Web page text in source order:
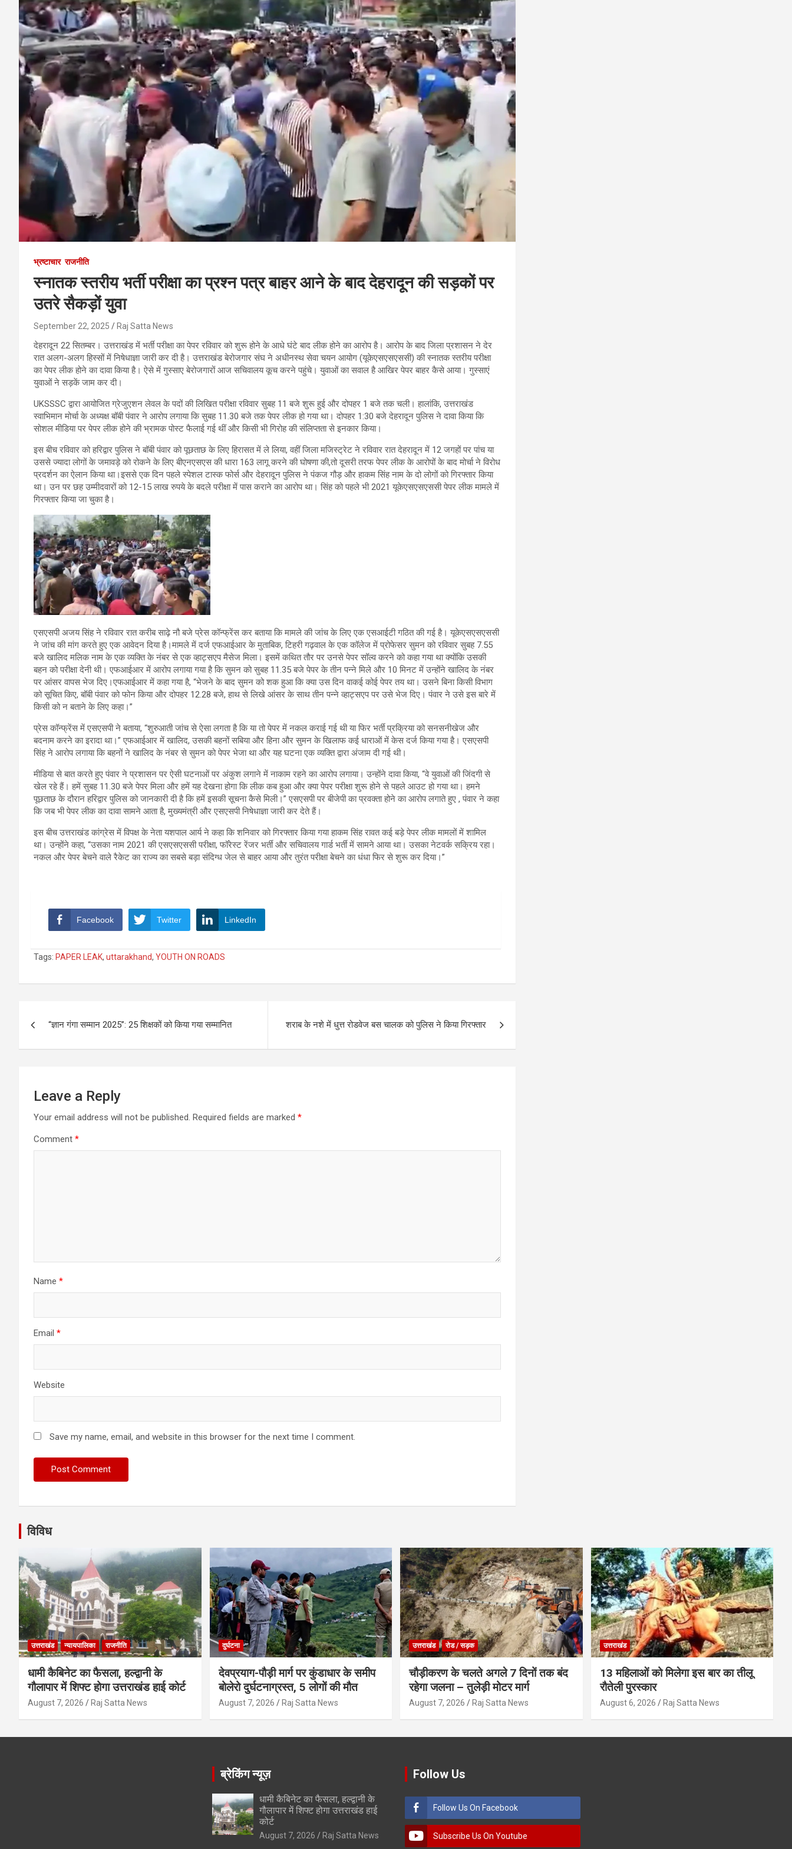
भ्रष्टाचार राजनीति
स्नातक स्तरीय भर्ती परीक्षा का प्रश्न पत्र बाहर आने के बाद देहरादून की सड़कों पर
उतरे सैकड़ों युवा
September 22, 2025 Raj Satta News
देहरादून 22 सितम्बर। उत्तराखंड में भर्ती परीक्षा का पेपर रविवार को शुरू होने के आधे घंटे बाद लीक होने का आरोप है। आरोप के बाद जिला प्रशासन ने देर
रात अलग-अलग हिस्सों में निषेधाज्ञा जारी कर दी है। उत्तराखंड बेरोजगार संघ ने अधीनस्थ सेवा चयन आयोग (यूकेएसएसएससी) की स्नातक स्तरीय परीक्षा
का पेपर लीक होने का दावा किया है। ऐसे में गुस्साए बेरोजगारों आज सचिवालय कूच करने पहुंचे। युवाओं का सवाल है आखिर पेपर बाहर कैसे आया। गुस्साएं
युवाओं ने सड़कें जाम कर दी।
UKSSSC द्वारा आयोजित ग्रेजुएशन लेवल के पदों की लिखित परीक्षा रविवार सुबह 11 बजे शुरू हुई और दोपहर 1 बजे तक चली। हालांकि, उत्तराखंड
स्वाभिमान मोर्चा के अध्यक्ष बॉबी पंवार ने आरोप लगाया कि सुबह 11.30 बजे तक पेपर लीक हो गया था। दोपहर 1:30 बजे देहरादून पुलिस ने दावा किया कि
सोशल मीडिया पर पेपर लीक होने की भ्रामक पोस्ट फैलाई गई थीं और किसी भी गिरोह की संलिप्तता से इनकार किया।
इस बीच रविवार को हरिद्वार पुलिस ने बॉबी पंवार को पूछताछ के लिए हिरासत में ले लिया, वहीं जिला मजिस्ट्रेट ने रविवार रात देहरादून में 12 जगहों पर पांच या
उससे ज्यादा लोगों के जमावड़े को रोकने के लिए बीएनएसएस की धारा 163 लागू करने की घोषणा की,तो दूसरी तरफ पेपर लीक के आरोपों के बाद मोर्चा ने विरोध
प्रदर्शन का ऐलान किया था।इससे एक दिन पहले स्पेशल टास्क फोर्स और देहरादून पुलिस ने पंकज गौड़ और हाकम सिंह नाम के दो लोगों को गिरफ्तार किया
था। उन पर छह उम्मीदवारों को 12-15 लाख रुपये के बदले परीक्षा में पास कराने का आरोप था। सिंह को पहले भी 2021 यूकेएसएसएससी पेपर लीक मामले में
गिरफ्तार किया जा चुका है।
एसएसपी अजय सिंह ने रविवार रात करीब साढ़े नौ बजे प्रेस कॉन्फ्रेंस कर बताया कि मामले की जांच के लिए एक एसआईटी गठित की गई है। यूकेएसएसएससी
ने जांच की मांग करते हुए एक आवेदन दिया है।मामले में दर्ज एफआईआर के मुताबिक, टिहरी गढ़वाल के एक कॉलेज में प्रोफेसर सुमन को रविवार सुबह 7.55
बजे खालिद मलिक नाम के एक व्यक्ति के नंबर से एक व्हाट्सएप मैसेज मिला। इसमें कथित तौर पर उनसे पेपर सॉल्व करने को कहा गया था क्योंकि उसकी
बहन को परीक्षा देनी थी। एफआईआर में आरोप लगाया गया है कि सुमन को सुबह 11.35 बजे पेपर के तीन पन्ने मिले और 10 मिनट में उन्होंने खालिद के नंबर
पर आंसर वापस भेज दिए।एफआईआर में कहा गया है, “भेजने के बाद सुमन को शक हुआ कि क्या उस दिन वाकई कोई पेपर तय था। उसने बिना किसी विभाग
को सूचित किए, बॉबी पंवार को फोन किया और दोपहर 12.28 बजे, हाथ से लिखे आंसर के साथ तीन पन्ने व्हाट्सएप पर उसे भेज दिए। पंवार ने उसे इस बारे में
किसी को न बताने के लिए कहा।”
प्रेस कॉन्फ्रेंस में एसएसपी ने बताया, “शुरुआती जांच से ऐसा लगता है कि या तो पेपर में नकल कराई गई थी या फिर भर्ती प्रक्रिया को सनसनीखेज और
बदनाम करने का इरादा था।” एफआईआर में खालिद, उसकी बहनों सबिया और हिना और सुमन के खिलाफ कई धाराओं में केस दर्ज किया गया है। एसएसपी
सिंह ने आरोप लगाया कि बहनों ने खालिद के नंबर से सुमन को पेपर भेजा था और यह घटना एक व्यक्ति द्वारा अंजाम दी गई थी।
मीडिया से बात करते हुए पंवार ने प्रशासन पर ऐसी घटनाओं पर अंकुश लगाने में नाकाम रहने का आरोप लगाया। उन्होंने दावा किया, “वे युवाओं की जिंदगी से
खेल रहे हैं। हमें सुबह 11.30 बजे पेपर मिला और हमें यह देखना होगा कि लीक कब हुआ और क्या पेपर परीक्षा शुरू होने से पहले आउट हो गया था। हमने
पूछताछ के दौरान हरिद्वार पुलिस को जानकारी दी है कि हमें इसकी सूचना कैसे मिली।” एसएसपी पर बीजेपी का प्रवक्ता होने का आरोप लगाते हुए , पंवार ने कहा
कि जब भी पेपर लीक का दावा सामने आता है, मुख्यमंत्री और एसएसपी निषेधाज्ञा जारी कर देते हैं।
इस बीच उत्तराखंड कांग्रेस में विपक्ष के नेता यशपाल आर्य ने कहा कि शनिवार को गिरफ्तार किया गया हाकम सिंह रावत कई बड़े पेपर लीक मामलों में शामिल
था। उन्होंने कहा, “उसका नाम 2021 की एसएसएससी परीक्षा, फॉरेस्ट रेंजर भर्ती और सचिवालय गार्ड भर्ती में सामने आया था। उसका नेटवर्क सक्रिय रहा।
नकल और पेपर बेचने वाले रैकेट का राज्य का सबसे बड़ा संदिग्ध जेल से बाहर आया और तुरंत परीक्षा बेचने का धंधा फिर से शुरू कर दिया।”
Facebook Twitter LinkedIn
Tags: PAPER LEAK, uttarakhand, YOUTH ON ROADS
“ज्ञान गंगा सम्मान 2025”: 25 शिक्षकों को किया गया सम्मानित शराब के नशे में धुत्त रोडवेज बस चालक को पुलिस ने किया गिरफ्तार
Leave a Reply
Your email address will not be published. Required fields are marked *
Comment *
Name *
Email *
Website
Save my name, email, and website in this browser for the next time I comment.
विविध
उत्तराखंड न्यायपालिका राजनीति
धामी कैबिनेट का फैसला, हल्द्वानी के
गौलापार में शिफ्ट होगा उत्तराखंड हाई कोर्ट
August 7, 2026 Raj Satta News
दुर्घटना
देवप्रयाग-पौड़ी मार्ग पर कुंडाधार के समीप
बोलेरो दुर्घटनाग्रस्त, 5 लोगों की मौत
August 7, 2026 Raj Satta News
उत्तराखंड रोड / सड़क
चौड़ीकरण के चलते अगले 7 दिनों तक बंद
रहेगा जलना – तुलेड़ी मोटर मार्ग
August 7, 2026 Raj Satta News
उत्तराखंड
13 महिलाओं को मिलेगा इस बार का तीलू
रौतेली पुरस्कार
August 6, 2026 Raj Satta News
ब्रेकिंग न्यूज़
धामी कैबिनेट का फैसला, हल्द्वानी के
गौलापार में शिफ्ट होगा उत्तराखंड हाई
कोर्ट
August 7, 2026 Raj Satta News
Follow Us
Follow Us On Facebook
Subscribe Us On Youtube